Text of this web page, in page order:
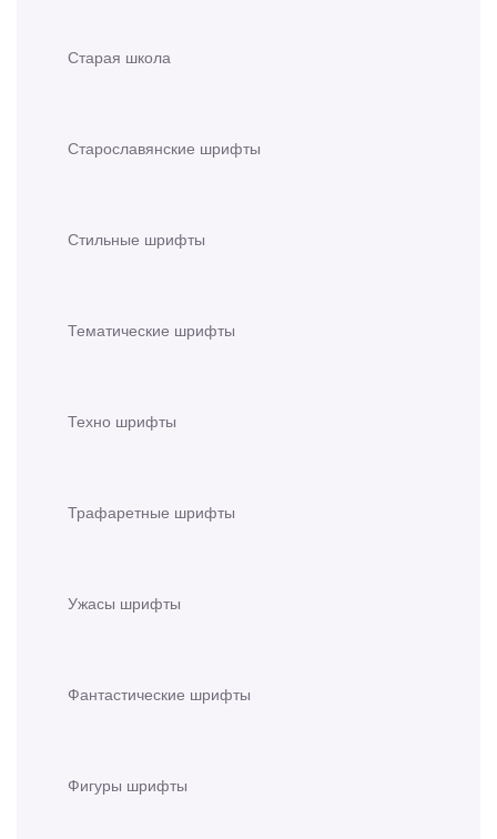
Старая школа
Старославянские шрифты
Стильные шрифты
Тематические шрифты
Техно шрифты
Трафаретные шрифты
Ужасы шрифты
Фантастические шрифты
Фигуры шрифты